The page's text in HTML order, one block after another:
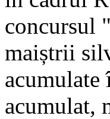
concursul
maiștrii
acumulat,